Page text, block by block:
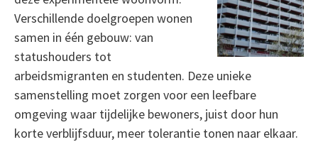
Verschillende doelgroepen wonen
samen in één gebouw: van
statushouders tot
arbeidsmigranten en studenten. Deze unieke
samenstelling moet zorgen voor een leefbare
omgeving waar tijdelijke bewoners, juist door hun
korte verblijfsduur, meer tolerantie tonen naar elkaar.